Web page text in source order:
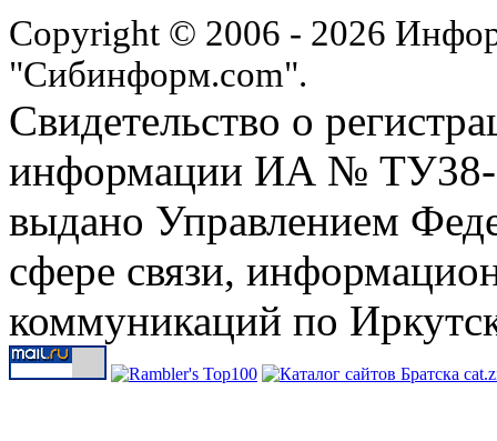
Copyright © 2006 - 2026
"Сибинформ.com".
Свидетельство о
информации ИА № ТУ38-
выдано Управлением
сфере связи,
коммуникаций по